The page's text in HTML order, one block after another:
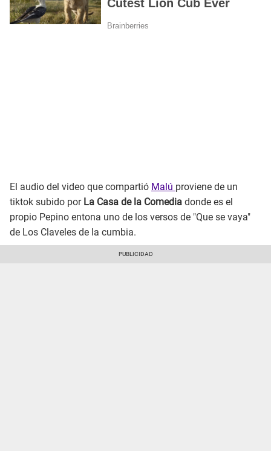
El audio del video que compartió Malú proviene de un
tiktok subido por La Casa de la Comedia donde es el
propio Pepino entona uno de los versos de "Que se vaya"
de Los Claveles de la cumbia.